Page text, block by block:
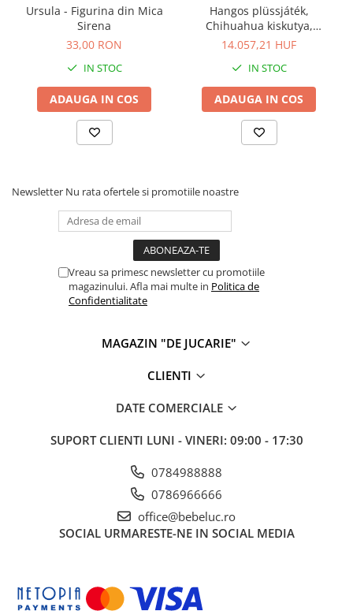
Ursula - Figurina din Mica
Sirena
33,00 RON
IN STOC
ADAUGA IN COS
Hangos plüssjáték,
Chihuahua kiskutya,
Buddy&Barney
14.057,21 HUF
IN STOC
ADAUGA IN COS
Newsletter Nu rata ofertele si promotiile noastre
Vreau sa primesc newsletter cu promotiile
magazinului. Afla mai multe in Politica de
Confidentialitate
MAGAZIN "DE JUCARIE"
CLIENTI
DATE COMERCIALE
SUPORT CLIENTI LUNI - VINERI: 09:00 - 17:30
0784988888
0786966666
office@bebeluc.ro
SOCIAL URMARESTE-NE IN SOCIAL MEDIA